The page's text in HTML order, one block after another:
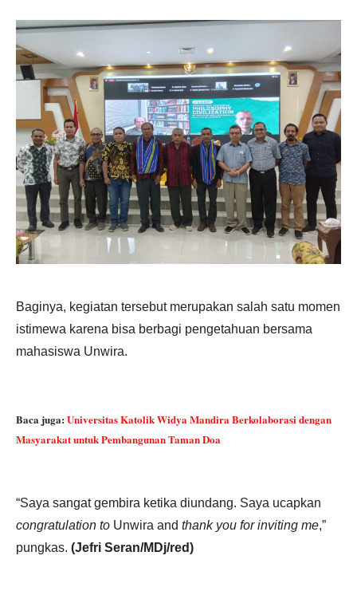
Baginya, kegiatan tersebut merupakan salah satu momen
istimewa karena bisa berbagi pengetahuan bersama
mahasiswa Unwira.
Baca juga: Universitas Katolik Widya Mandira Berkolaborasi dengan
Masyarakat untuk Pembangunan Taman Doa
“Saya sangat gembira ketika diundang. Saya ucapkan
congratulation to Unwira and thank you for inviting me,”
pungkas. (Jefri Seran/MDj/red)